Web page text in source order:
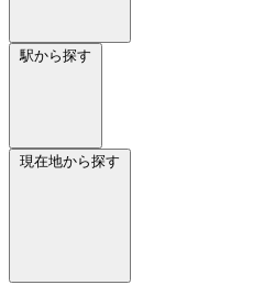
駅から探す
現在地から探す